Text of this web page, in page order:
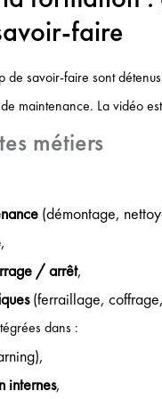
faire
de savoir-faire sont
maintenance. La vidéo
métiers
(démontage,
,
/ arrêt,
(ferraillage,
dans :
internes,